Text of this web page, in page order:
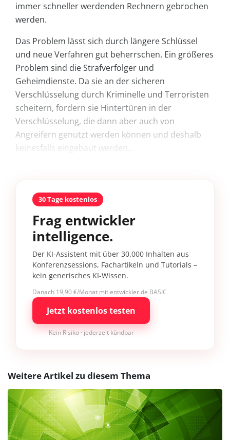
immer schneller werdenden Rechnern gebrochen
werden.
Das Problem lässt sich durch längere Schlüssel
und neue Verfahren gut beherrschen. Ein größeres
Problem sind die Strafverfolger und
Geheimdienste. Da sie an der sicheren
Verschlüsselung durch Kriminelle und Terroristen
scheitern, fordern sie Hintertüren in der
Verschlüsselung, die dann aber auch von
Angreifern genutzt werden können und deshalb
keinesfalls eingebaut werden...
30 Tage kostenlos
Frag entwickler
intelligence.
Der KI-Assistent mit über 30.000 Inhalten aus
Konferenzsessions, Fachartikeln und Tutorials –
kein generisches KI-Wissen.
Danach 19,90 €/Monat mit entwickler.de BASIC
Jetzt kostenlos testen
Kein Risiko · jederzeit kündbar
Weitere Artikel zu diesem Thema